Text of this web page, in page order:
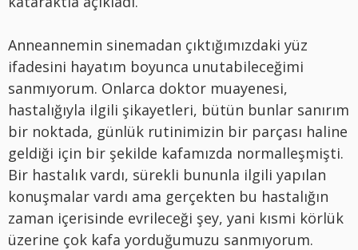
Anneannemin sinemadan çıktığımızdaki yüz
ifadesini hayatım boyunca unutabileceğimi
sanmıyorum. Onlarca doktor muayenesi,
hastalığıyla ilgili şikayetleri, bütün bunlar sanırım
bir noktada, günlük rutinimizin bir parçası haline
geldiği için bir şekilde kafamızda normalleşmişti.
Bir hastalık vardı, sürekli bununla ilgili yapılan
konuşmalar vardı ama gerçekten bu hastalığın
zaman içerisinde evrileceği şey, yani kısmi körlük
üzerine çok kafa yorduğumuzu sanmıyorum.